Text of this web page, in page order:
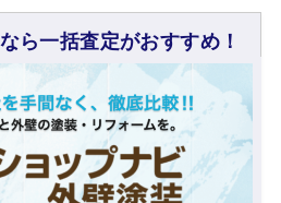
ら一括査定がおすすめ！